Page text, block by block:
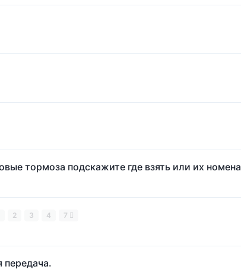
тормоза подскажите где взять или их номена
2 3 4 7
передача.